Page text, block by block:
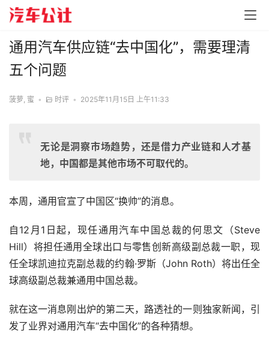
通用汽车供应链“去中国化”，需要理清
五个问题
菠萝, 蜜 • 时评 • 2025年11月15日 上午11:33
无论是洞察市场趋势，还是借力产业链和人才基
地，中国都是其他市场不可取代的。
本周，通用官宣了中国区“换帅”的消息。
自12月1日起，现任通用汽车中国总裁的何思文（Steve
Hill）将担任通用全球出口与零售创新高级副总裁一职，现
任全球凯迪拉克副总裁的约翰·罗斯（John Roth）将出任全
球高级副总裁兼通用中国总裁。
就在这一消息刚出炉的第二天，路透社的一则独家新闻，引
发了业界对通用汽车“去中国化”的各种猜想。